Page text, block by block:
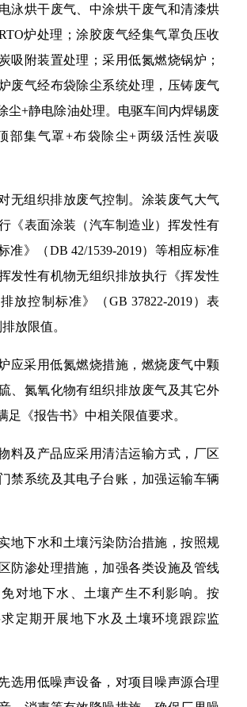
泳烘干废气、中涂烘干废气和清漆烘
炉处理；涂胶废气经集气罩负压收
吸附装置处理；采用低氮燃烧锅炉；
废气经布袋除尘系统处理，压铸废气
尘+静电除油处理。电驱车间内焊锡废
部集气罩+布袋除尘+两级活性炭吸
无组织排放废气控制。涂装废气大气
《表面涂装（汽车制造业）挥发性有
准》（DB 42/1539-2019）等相应标准
发性有机物无组织排放执行《挥发性
放控制标准》（GB 37822-2019）表
放限值。
应采用低氮燃烧措施，燃烧废气中颗
、氮氧化物有组织排放废气及其它外
足《报告书》中相关限值要求。
料及产品应采用清洁运输方式，厂区
禁系统及其电子台账，加强运输车辆
地下水和土壤污染防治措施，按照规
防渗处理措施，加强各类设施及管线
对地下水、土壤产生不利影响。按
求定期开展地下水及土壤环境跟踪监
选用低噪声设备，对项目噪声源合理